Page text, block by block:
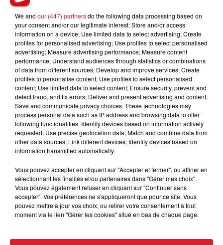
FIL D'ACTUS
BÉTHUNE: ENQUÊTE POUR HOMICIDE
VOLONTAIRE EN COURS, APRÈS LA...
Selon les premiers éléments, le logement servait
à des prostituées
We and our (447) partnersdo the following data processing based on
your consent and/or our legitimate interest: Store and/or access
information on a device; Use limited data to select advertising; Create
profiles for personalised advertising; Use profiles to select personalised
advertising; Measure advertising performance; Measure content
performance; Understand audiences through statistics or combinations
of data from different sources; Develop and improve services; Create
profiles to personalise content; Use profiles to select personalised
content; Use limited data to select content; Ensure security, prevent and
detect fraud, and fix errors; Deliver and present advertising and content;
Save and communicate privacy choices. These technologies may
process personal data such as IP address and browsing data to offer
following functionalities: Identify devices based on information actively
requested; Use precise geolocation data; Match and combine data from
other data sources; Link different devices; Identify devices based on
information transmitted automatically.
Vous pouvez accepter en cliquant sur "Accepter et fermer", ou affiner en
sélectionnant les finalités et/ou partenaires dans "Gérer mes choix".
Vous pouvez également refuser en cliquant sur "Continuer sans
accepter". Vos préférences ne s'appliqueront que pour ce site. Vous
pouvez mettre à jour vos choix, ou retirer votre consentement à tout
moment via le lien "Gérer les cookies" situé en bas de chaque page.